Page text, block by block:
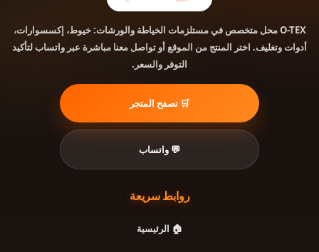
O-TEXمحل متخصص في مستلزمات الخياطة والورشات: خيوط، إكسسوارات،
أدوات وتغليف. اختر المنتج من الموقع أو تواصل معنا مباشرة عبر واتساب لتأكيد
التوفر والسعر.
🛒 تصفح المتجر
💬 واتساب
روابط سريعة
🏠 الرئيسية